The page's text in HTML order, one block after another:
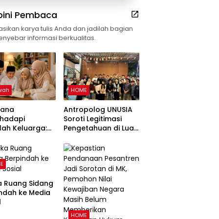
Pembaca
karya tulis Anda dan jadilah bagian
informasi berkualitas.
Keluarga:
Harmonis
Perspektif
HOME
Antropolog UNUSIA
Soroti Legitimasi
Pengetahuan di Luar
Pentingnya Ruang
Refleksi
Ruang Sidang
ke Media
HOME